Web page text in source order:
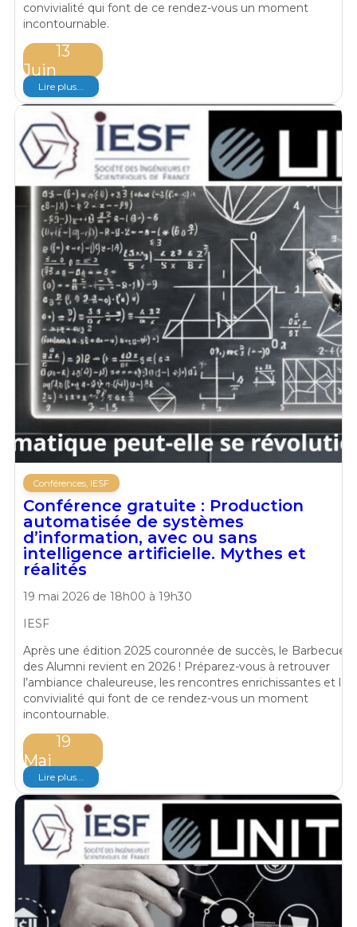
convivialité qui font de ce rendez-vous un moment
incontournable.
13
Juin
Lire plus...
Conférences, IESF
Conférence gratuite : Production
automatisée de systèmes
d’information, avec ou sans
intelligence artificielle. Mythes et
réalités
19 mai 2026 de 18h00 à 19h30
IESF
Après une édition 2025 couronnée de succès, le Barbecue
des Alumni revient en 2026 ! Préparez-vous à retrouver
l’ambiance chaleureuse, les rencontres enrichissantes et la
convivialité qui font de ce rendez-vous un moment
incontournable.
19
Mai
Lire plus...